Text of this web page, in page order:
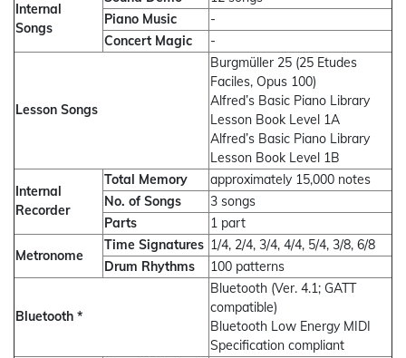
Internal
Songs
Piano Music
-
Concert Magic
-
Lesson Songs
Burgmüller 25 (25 Etudes
Faciles, Opus 100)
Alfred’s Basic Piano Library
Lesson Book Level 1A
Alfred’s Basic Piano Library
Lesson Book Level 1B
Internal
Recorder
Total Memory
approximately 15,000 notes
No. of Songs
3 songs
Parts
1 part
Metronome
Time Signatures 1/4, 2/4, 3/4, 4/4, 5/4, 3/8, 6/8
Drum Rhythms
100 patterns
Bluetooth *
Bluetooth (Ver. 4.1; GATT
compatible)
Bluetooth Low Energy MIDI
Specification compliant